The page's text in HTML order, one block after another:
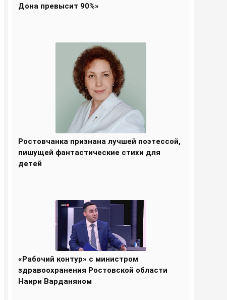
Дона превысит 90%»
Ростовчанка признана лучшей поэтессой,
пишущей фантастические стихи для
детей
«Рабочий контур» с министром
здравоохранения Ростовской области
Наири Варданяном